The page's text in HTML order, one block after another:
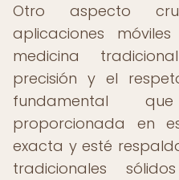
Otro aspecto
aplicaciones
medicina
precisión y el
fundamental
proporcionada en
exacta y esté
tradicionales